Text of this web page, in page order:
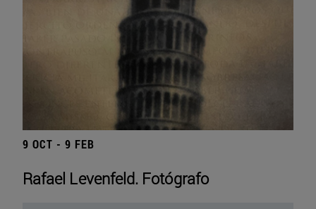
9 OCT - 9 FEB
Rafael Levenfeld. Fotógrafo